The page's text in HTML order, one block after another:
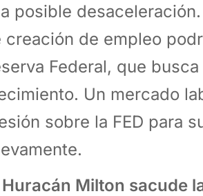
posible
creación de empleo
Federal, que
Un mercado
sobre la FED para
Huracán Milton sacude